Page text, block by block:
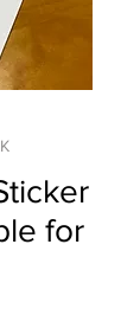
for